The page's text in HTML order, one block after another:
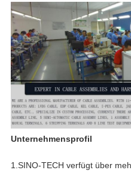
Unternehmensprofil
1.SINO-TECH verfügt über